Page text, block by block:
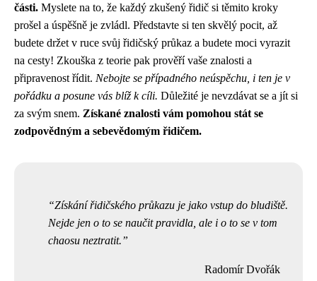
části. Myslete na to, že každý zkušený řidič si těmito kroky
prošel a úspěšně je zvládl. Představte si ten skvělý pocit, až
budete držet v ruce svůj řidičský průkaz a budete moci vyrazit
na cesty! Zkouška z teorie pak prověří vaše znalosti a
připravenost řídit. Nebojte se případného neúspěchu, i ten je v
pořádku a posune vás blíž k cíli. Důležité je nevzdávat se a jít si
za svým snem. Získané znalosti vám pomohou stát se
zodpovědným a sebevědomým řidičem.
Získání řidičského průkazu je jako vstup do bludiště.
Nejde jen o to se naučit pravidla, ale i o to se v tom
chaosu neztratit.
Radomír Dvořák